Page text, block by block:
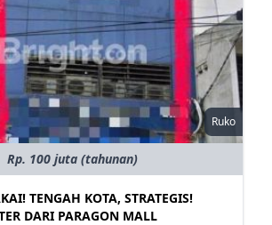
Ruko
Rp. 100 juta (tahunan)
TENGAH KOTA, STRATEGIS!
DARI PARAGON MALL